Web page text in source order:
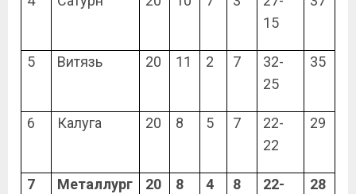
15
5 Витязь 20 11 2 7
32-
25
35
6 Калуга 20 8 5 7
22-
22
29
7 Металлург 20 8 4 8
22-
28